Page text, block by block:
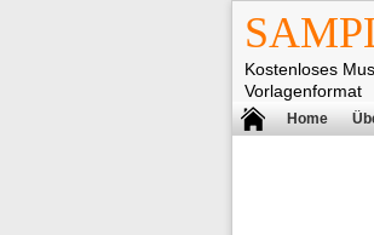
Kostenloses
Vorlagenformat
Home